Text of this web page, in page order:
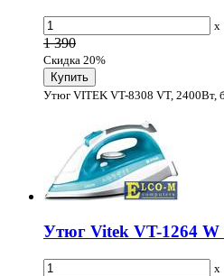
x
1 390
Скидка 20%
Утюг VITEK VT-8308 VT, 2400Вт,
Утюг Vitek VT-1264 W
x